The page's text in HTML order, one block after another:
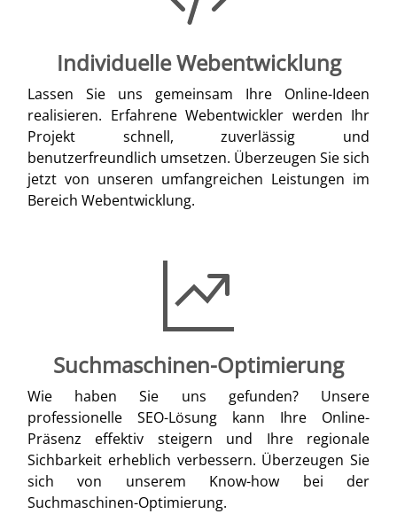
Individuelle Webentwicklung
Lassen Sie uns gemeinsam Ihre Online-Ideen
realisieren. Erfahrene Webentwickler werden Ihr
Projekt schnell, zuverlässig und
benutzerfreundlich umsetzen. Überzeugen Sie sich
jetzt von unseren umfangreichen Leistungen im
Bereich Webentwicklung.
Suchmaschinen-Optimierung
Wie haben Sie uns gefunden? Unsere
professionelle SEO-Lösung kann Ihre Online-
Präsenz effektiv steigern und Ihre regionale
Sichbarkeit erheblich verbessern. Überzeugen Sie
sich von unserem Know-how bei der
Suchmaschinen-Optimierung.